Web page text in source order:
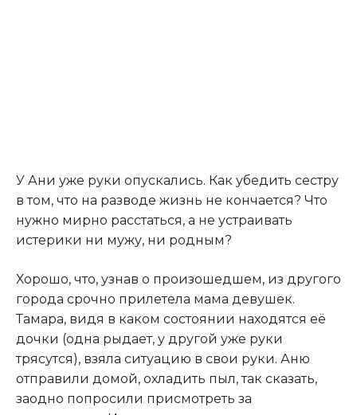
У Ани уже руки опускались. Как убедить сестру
в том, что на разводе жизнь не кончается? Что
нужно мирно расстаться, а не устраивать
истерики ни мужу, ни родным?
Хорошо, что, узнав о произошедшем, из другого
города срочно прилетела мама девушек.
Тамара, видя в каком состоянии находятся её
дочки (одна рыдает, у другой уже руки
трясутся), взяла ситуацию в свои руки. Аню
отправили домой, охладить пыл, так сказать,
заодно попросили присмотреть за